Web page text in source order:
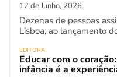
12 de Junho, 2026
Dezenas de pessoas
Lisboa, ao lançamento
EDITORA
Educar com o
infância é a